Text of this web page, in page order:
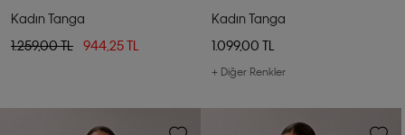
Kadın Tanga
1.259,00 TL
944,25 TL
Kadın Tanga
1.099,00 TL
+ Diğer Renkler